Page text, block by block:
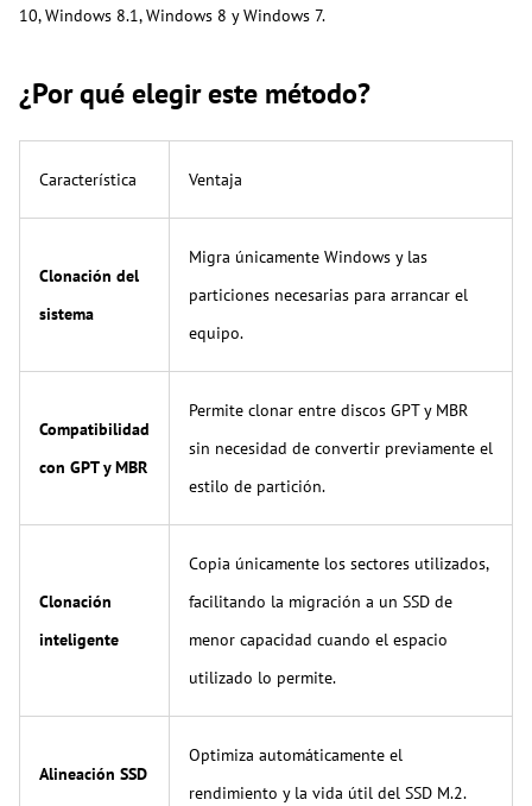
10, Windows 8.1, Windows 8 y Windows 7.
¿Por qué elegir este método?
Característica Ventaja
Clonación del
sistema
Migra únicamente Windows y las
particiones necesarias para arrancar el
equipo.
Compatibilidad
con GPT y MBR
Permite clonar entre discos GPT y MBR
sin necesidad de convertir previamente el
estilo de partición.
Clonación
inteligente
Copia únicamente los sectores utilizados,
facilitando la migración a un SSD de
menor capacidad cuando el espacio
utilizado lo permite.
Alineación SSD
Optimiza automáticamente el
rendimiento y la vida útil del SSD M.2.